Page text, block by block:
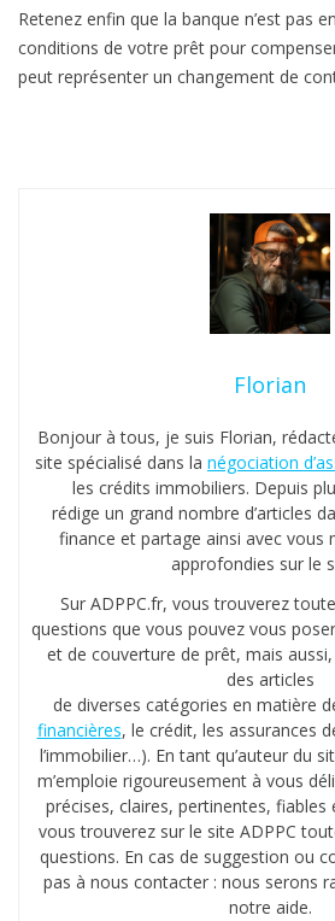
Retenez enfin que la banque n’est pas
conditions de votre prêt pour
peut représenter un changement de
Florian
Bonjour à tous, je suis Florian,
site spécialisé dans la négociation
les crédits immobiliers. Depuis
rédige un grand nombre d’articles
finance et partage ainsi avec vous
approfondies sur le
Sur ADPPC.fr, vous trouverez
questions que vous pouvez vous
et de couverture de prêt, mais
des articles
de diverses catégories en matière
financières, le crédit, les assurances
l’immobilier…). En tant qu’auteur du
m’emploie rigoureusement à vous
précises, claires, pertinentes, fiables
vous trouverez sur le site ADPPC
questions. En cas de suggestion ou
pas à nous contacter : nous serons
notre aide.